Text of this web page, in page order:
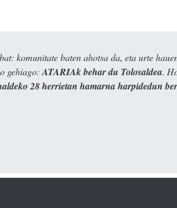
komunitate baten ahotsa da, eta urte
gehiago: ATARIAk behar du Tolosaldea.
28 herrietan hamarna harpidedun